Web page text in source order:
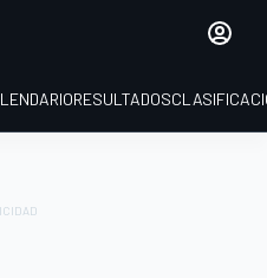
RESULTADOS